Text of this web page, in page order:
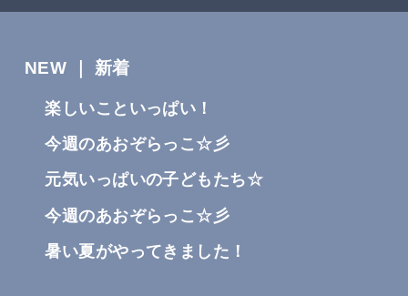
NEW ｜ 新着
楽しいこといっぱい！
今週のあおぞらっこ☆彡
元気いっぱいの子どもたち☆
今週のあおぞらっこ☆彡
暑い夏がやってきました！